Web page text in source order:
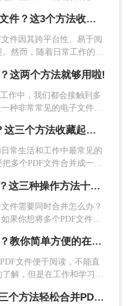
，需要注意的是，如
密码保护在上传文件
然后点击开始转换即
种简单有效的方法，帮助
管理和分享的效率。
怎么把多个文件合并成一个文件？这3个方法收藏起来吧！
件因其跨平台性、易于阅
然而，随着日常工作的积
怎么把多个文件合并成一
个PDF文件合并成一个文
文档。
这两个方法就够用啦!
作中，我们都会接触到多
种非常常见的电子文件格
作，这样可以使我们的工
不知道怎样将pdf合并，那
合并？
如何把pdf文件合并成一个？这三个方法收藏起来吧！
常生活和工作中最常见的
多个PDF文件合并成一个
这个目标，下面一起看看
几个文件怎么合成一个PDF？这三种操作方法十分简单!！
件需要同时合并怎么办？
果你想将多个PDF文件合
如何把几个pdf合成一个pdf？教你简单方便的在线合并方法！
文件便于阅读，不能直
解，但是在工作和学习中
信你会用的到。
怎么把多个PDF合成一个？三个方法轻松合并PDF！